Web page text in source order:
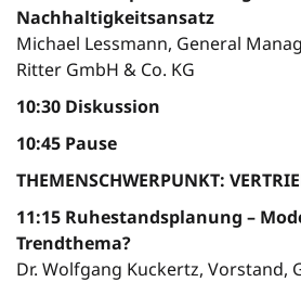
Nachhaltigkeitsansatz
Michael Lessmann, General
Ritter GmbH & Co. KG
10:30 Diskussion
10:45 Pause
THEMENSCHWERPUNKT:
11:15 Ruhestandsplanung –
Trendthema?
Dr. Wolfgang Kuckertz, Vorstand,